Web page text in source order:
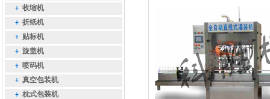
收缩机
折纸机
贴标机
旋盖机
喷码机
真空包装机
枕式包装机